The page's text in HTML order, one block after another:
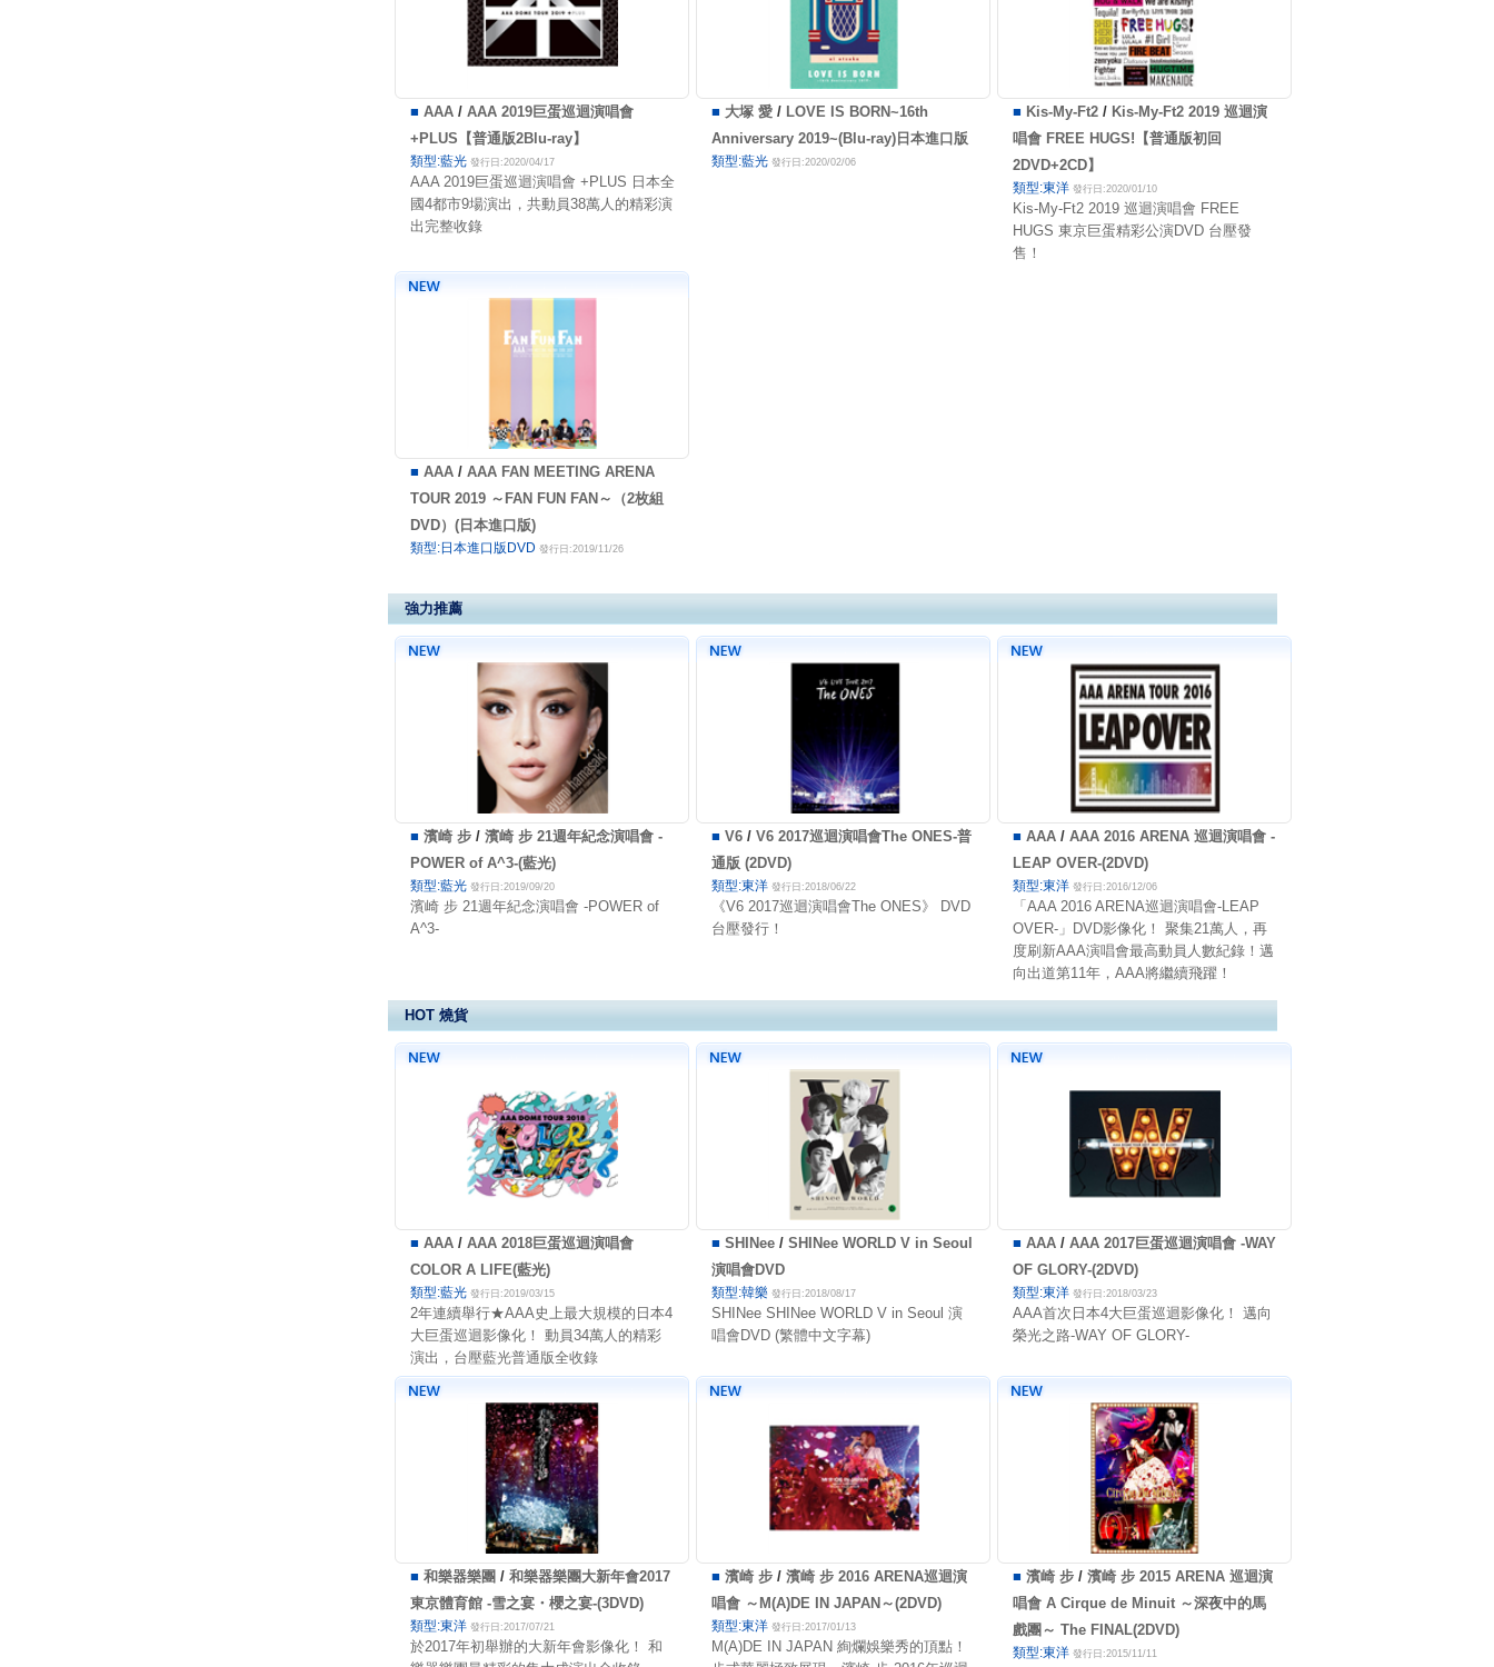
■ AAA/ AAA 2019巨蛋巡迴演唱會
+PLUS【普通版2Blu-ray】
類型:藍光 發行日:2020/04/17
AAA 2019巨蛋巡迴演唱會 +PLUS 日本全
國4都市9場演出，共動員38萬人的精彩演
出完整收錄
■ 大塚 愛/ LOVE IS BORN~16th
Anniversary 2019~(Blu-ray)日本進口版
類型:藍光 發行日:2020/02/06
■ Kis-My-Ft2/ Kis-My-Ft2 2019 巡迴演
唱會 FREE HUGS!【普通版初回
2DVD+2CD】
類型:東洋 發行日:2020/01/10
Kis-My-Ft2 2019 巡迴演唱會 FREE
HUGS 東京巨蛋精彩公演DVD 台壓發
售！
■ AAA/ AAA FAN MEETING ARENA
TOUR 2019 ～FAN FUN FAN～（2枚組
DVD）(日本進口版)
類型:日本進口版DVD 發行日:2019/11/26
強力推薦
■ 濱崎 步/ 濱崎 步 21週年紀念演唱會 -
POWER of A^3-(藍光)
類型:藍光 發行日:2019/09/20
濱崎 步 21週年紀念演唱會 -POWER of
A^3-
■ V6/ V6 2017巡迴演唱會The ONES-普
通版 (2DVD)
類型:東洋 發行日:2018/06/22
《V6 2017巡迴演唱會The ONES》 DVD
台壓發行！
■ AAA/ AAA 2016 ARENA 巡迴演唱會 -
LEAP OVER-(2DVD)
類型:東洋 發行日:2016/12/06
「AAA 2016 ARENA巡迴演唱會-LEAP
OVER-」DVD影像化！ 聚集21萬人，再
度刷新AAA演唱會最高動員人數紀錄！邁
向出道第11年，AAA將繼續飛躍！
HOT 燒貨
■ AAA/ AAA 2018巨蛋巡迴演唱會
COLOR A LIFE(藍光)
類型:藍光 發行日:2019/03/15
2年連續舉行★AAA史上最大規模的日本4
大巨蛋巡迴影像化！ 動員34萬人的精彩
演出，台壓藍光普通版全收錄
■ SHINee/ SHINee WORLD V in Seoul
演唱會DVD
類型:韓樂 發行日:2018/08/17
SHINee SHINee WORLD V in Seoul 演
唱會DVD (繁體中文字幕)
■ AAA/ AAA 2017巨蛋巡迴演唱會 -WAY
OF GLORY-(2DVD)
類型:東洋 發行日:2018/03/23
AAA首次日本4大巨蛋巡迴影像化！ 邁向
榮光之路-WAY OF GLORY-
■ 和樂器樂團 / 和樂器樂團大新年會2017
東京體育館 -雪之宴・櫻之宴-(3DVD)
類型:東洋 發行日:2017/07/21
於2017年初舉辦的大新年會影像化！ 和
■ 濱崎 步/ 濱崎 步 2016 ARENA巡迴演
唱會 ～M(A)DE IN JAPAN～(2DVD)
類型:東洋 發行日:2017/01/13
M(A)DE IN JAPAN 絢爛娛樂秀的頂點！
■ 濱崎 步/ 濱崎 步 2015 ARENA 巡迴演
唱會 A Cirque de Minuit ～深夜中的馬
戲團～ The FINAL(2DVD)
類型:東洋 發行日:2015/11/11